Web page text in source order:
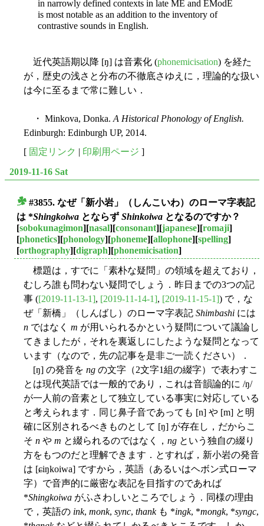
in narrowly defined contexts in late ME and EModE
is most notable as an addition to the inventory of
contrastive sounds in English.
近代英語期以降 [ŋ] は音素化 (phonemicisation) を経た
が，歴史の浅さと分布の不徹底さゆえに，理論的な扱い
は今に至るまで常に難しい．
・ Minkova, Donka. A Historical Phonology of English.
Edinburgh: Edinburgh UP, 2014.
[ 固定リンク | 印刷用ページ ]
2019-11-16 Sat
#3855. なぜ「新小岩」（しんこいわ）のローマ字表記
は *Shingkoiwa とならず Shinkoiwa となるのですか？
[sobokunagimon][nasal][consonant][japanese][romaji]
[phonetics][phonology][phoneme][allophone][spelling]
[orthography][digraph][phonemicisation]
標題は，すでに「素朴な疑問」の領域を超えており，
むしろ誰も問わない疑問でしょう．昨日までの3つの記
事 ([2019-11-13-1], [2019-11-14-1], [2019-11-15-1]) で，な
ぜ「新橋」（しんばし）のローマ字表記 Shimbashi には
n ではなく m が用いられるかという疑問について議論し
てきましたが，それを裏返しにしたような疑問となって
います（なので，先の記事を是非ご一読ください）．
[ŋ] の発音を ng の文字（2文字1組の綴字）で表わすこ
とは現代英語では一般的であり，これは音韻論的に /ŋ/
が一人前の音素として独立している事実に対応している
と考えられます．同じ鼻子音であっても [n] や [m] と明
確に区別されるべきものとして [ŋ] が存在し，だからこ
そ n や m と綴られるのではなく， ng という独自の綴り
方をもつのだと理解できます．とすれば，新小岩の発音
は [ɕiŋkoiwa] ですから，英語（あるいはヘボン式ローマ
字）で音声的に厳密な表記を目指すのであれば
*Shingkoiwa がふさわしいところでしょう．同様の理由
で，英語の ink, monk, sync, thankも *ingk, *mongk, *syngc,